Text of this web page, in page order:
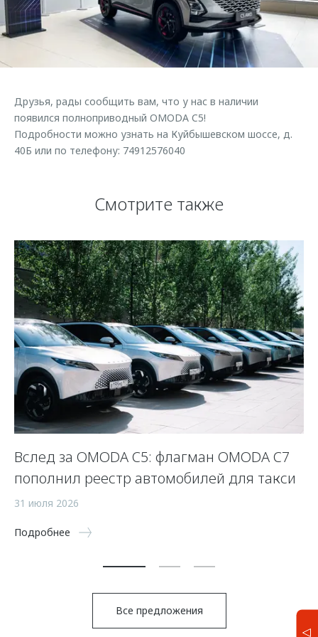
Страхование
Кредитный калькулятор
Оригинальные аксессуары
Запчасти
Клиентская поддержка
O&J Автоклуб
Клуб владельцев OMODA
Аксессуары
Одежда и сувениры
Обратная связь
Друзья, рады сообщить вам, что у нас в наличии
появился полноприводный OMODA C5!
Подробности можно узнать на Куйбышевском шоссе, д.
40Б или по телефону: 74912576040
Смотрите также
Вслед за OMODA C5: флагман OMODA C7
пополнил реестр автомобилей для такси
31 июля 2026
Подробнее
Все предложения